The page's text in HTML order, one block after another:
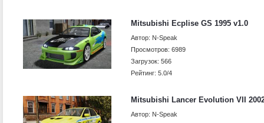
Mitsubishi Ecplise GS 1995 v1.0
Автор: N-Speak
Просмотров: 6989
Загрузок: 566
Рейтинг: 5.0/4
Mitsubishi Lancer Evolution VII
Автор: N-Speak